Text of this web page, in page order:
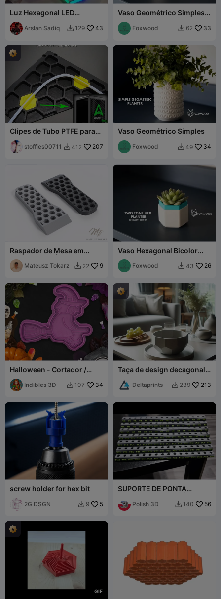
Luz Hexagonal LED
HexGrid
Arslan Sadiq  129 43
Vaso Geométrico Simples
Edição Suculentas
Foxwood  62 33
Clipes de Tubo PTFE para
Painéis Laterais da Série K1
de LEOTE_approach
stoffies00711  412 207
Vaso Geométrico Simples
Foxwood  49 34
Raspador de Mesa em
Favos de Mel | Ferramenta
de Remoção de Impressão
3D
Mateusz Tokarz  22 9
Vaso Hexagonal Bicolor
Edição Suculentas
Foxwood  43 26
Halloween - Cortador /
carimbo de biscoitos de
bruxaIndibles 3D  107 34
Taça de design decagonal
Deltaprints  239 213
screw holder for hex bit
2G DSGN  9 5
SUPORTE DE PONTA
Polish 3D  140 56
GIF